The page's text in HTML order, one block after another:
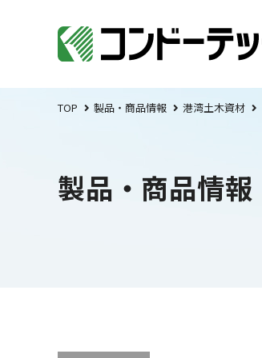
TOP 製品・商品情報 港湾土木資材
製品・商品情報